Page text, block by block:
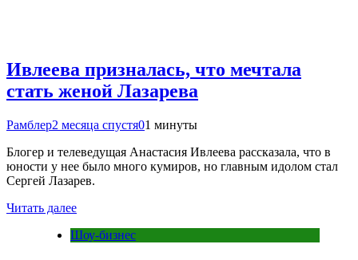
Ивлеева призналась, что мечтала
стать женой Лазарева
Рамблер2 месяца спустя01 минуты
Блогер и телеведущая Анастасия Ивлеева рассказала, что в
юности у нее было много кумиров, но главным идолом стал
Сергей Лазарев.
Читать далее
Шоу-бизнес